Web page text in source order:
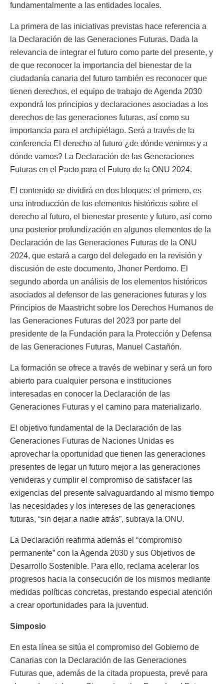
fundamentalmente a las entidades locales.
La primera de las iniciativas previstas hace referencia a
la Declaración de las Generaciones Futuras. Dada la
relevancia de integrar el futuro como parte del presente, y
de que reconocer la importancia del bienestar de la
ciudadanía canaria del futuro también es reconocer que
tienen derechos, el equipo de trabajo de Agenda 2030
expondrá los principios y declaraciones asociadas a los
derechos de las generaciones futuras, así como su
importancia para el archipiélago. Será a través de la
conferencia El derecho al futuro ¿de dónde venimos y a
dónde vamos? La Declaración de las Generaciones
Futuras en el Pacto para el Futuro de la ONU 2024.
El contenido se dividirá en dos bloques: el primero, es
una introducción de los elementos históricos sobre el
derecho al futuro, el bienestar presente y futuro, así como
una posterior profundización en algunos elementos de la
Declaración de las Generaciones Futuras de la ONU
2024, que estará a cargo del delegado en la revisión y
discusión de este documento, Jhoner Perdomo. El
segundo aborda un análisis de los elementos históricos
asociados al defensor de las generaciones futuras y los
Principios de Maastricht sobre los Derechos Humanos de
las Generaciones Futuras del 2023 por parte del
presidente de la Fundación para la Protección y Defensa
de las Generaciones Futuras, Manuel Castañón.
La formación se ofrece a través de webinar y será un foro
abierto para cualquier persona e instituciones
interesadas en conocer la Declaración de las
Generaciones Futuras y el camino para materializarlo.
El objetivo fundamental de la Declaración de las
Generaciones Futuras de Naciones Unidas es
aprovechar la oportunidad que tienen las generaciones
presentes de legar un futuro mejor a las generaciones
venideras y cumplir el compromiso de satisfacer las
exigencias del presente salvaguardando al mismo tiempo
las necesidades y los intereses de las generaciones
futuras, “sin dejar a nadie atrás”, subraya la ONU.
La Declaración reafirma además el “compromiso
permanente” con la Agenda 2030 y sus Objetivos de
Desarrollo Sostenible. Para ello, reclama acelerar los
progresos hacia la consecución de los mismos mediante
medidas políticas concretas, prestando especial atención
a crear oportunidades para la juventud.
Simposio
En esta línea se sitúa el compromiso del Gobierno de
Canarias con la Declaración de las Generaciones
Futuras que, además de la citada propuesta, prevé para